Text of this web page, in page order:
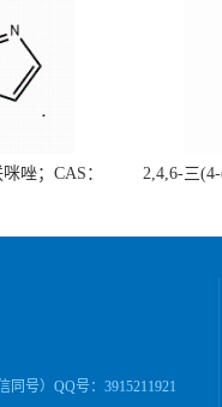
唑；CAS：
可咨询
2,4,6-三
1447947-
同号）QQ号：3915211921